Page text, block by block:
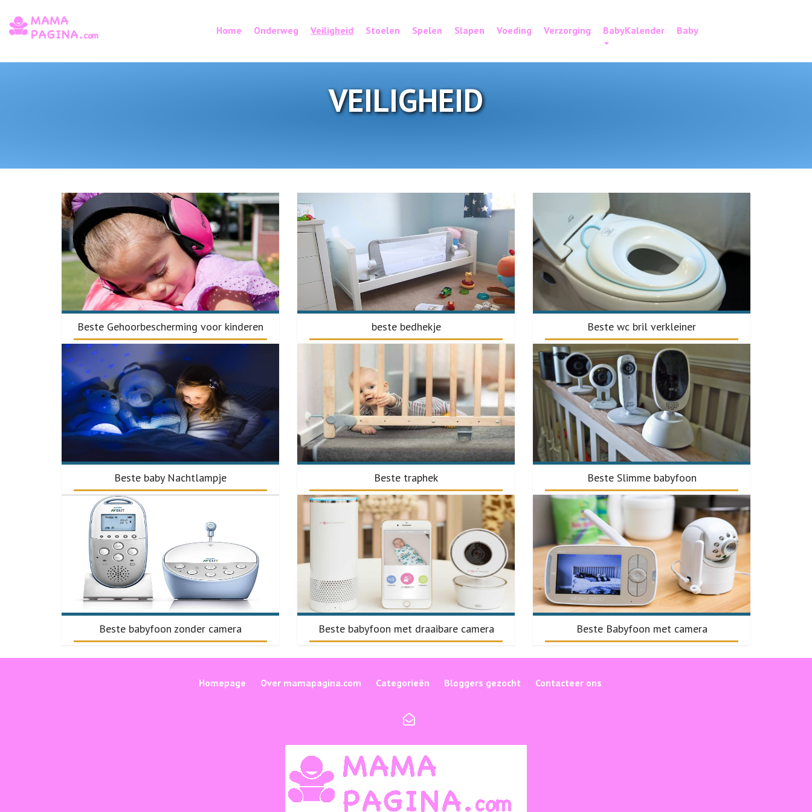
Home Onderweg Veiligheid Stoelen Spelen Slapen Voeding Verzorging BabyKalender Baby
VEILIGHEID
Beste Gehoorbescherming voor kinderen beste bedhekje Beste wc bril verkleiner
Beste baby Nachtlampje Beste traphek Beste Slimme babyfoon
Beste babyfoon zonder camera Beste babyfoon met draaibare camera Beste Babyfoon met camera
Homepage Over mamapagina.com Categorieën Bloggers gezocht Contacteer ons